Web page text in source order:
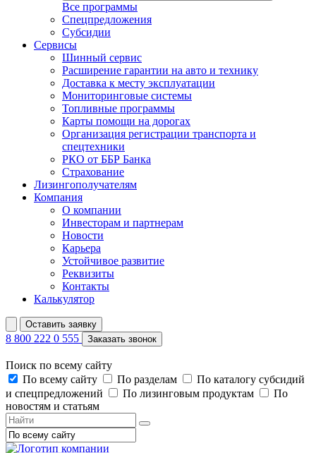
Все программы
Спецпредложения
Субсидии
Сервисы
Шинный сервис
Расширение гарантии на авто и технику
Доставка к месту эксплуатации
Мониторинговые системы
Топливные программы
Карты помощи на дорогах
Организация регистрации транспорта и
спецтехники
РКО от ББР Банка
Страхование
Лизингополучателям
Компания
О компании
Инвесторам и партнерам
Новости
Карьера
Устойчивое развитие
Реквизиты
Контакты
Калькулятор
Оставить заявку
8 800 222 0 555 Заказать звонок
Поиск по всему сайту
По всему сайту
По разделам
По каталогу субсидий
и спецпредложений
По лизинговым продуктам
По
новостям и статьям